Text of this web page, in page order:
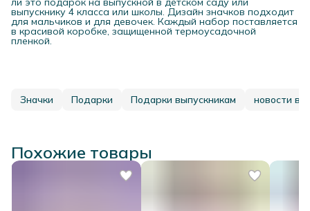
выпускнику 4 класса или школы. Дизайн значков подходит
для мальчиков и для девочек. Каждый набор поставляется
в красивой коробке, защищенной термоусадочной
пленкой.
Значки Подарки Подарки выпускникам новости
Похожие товары